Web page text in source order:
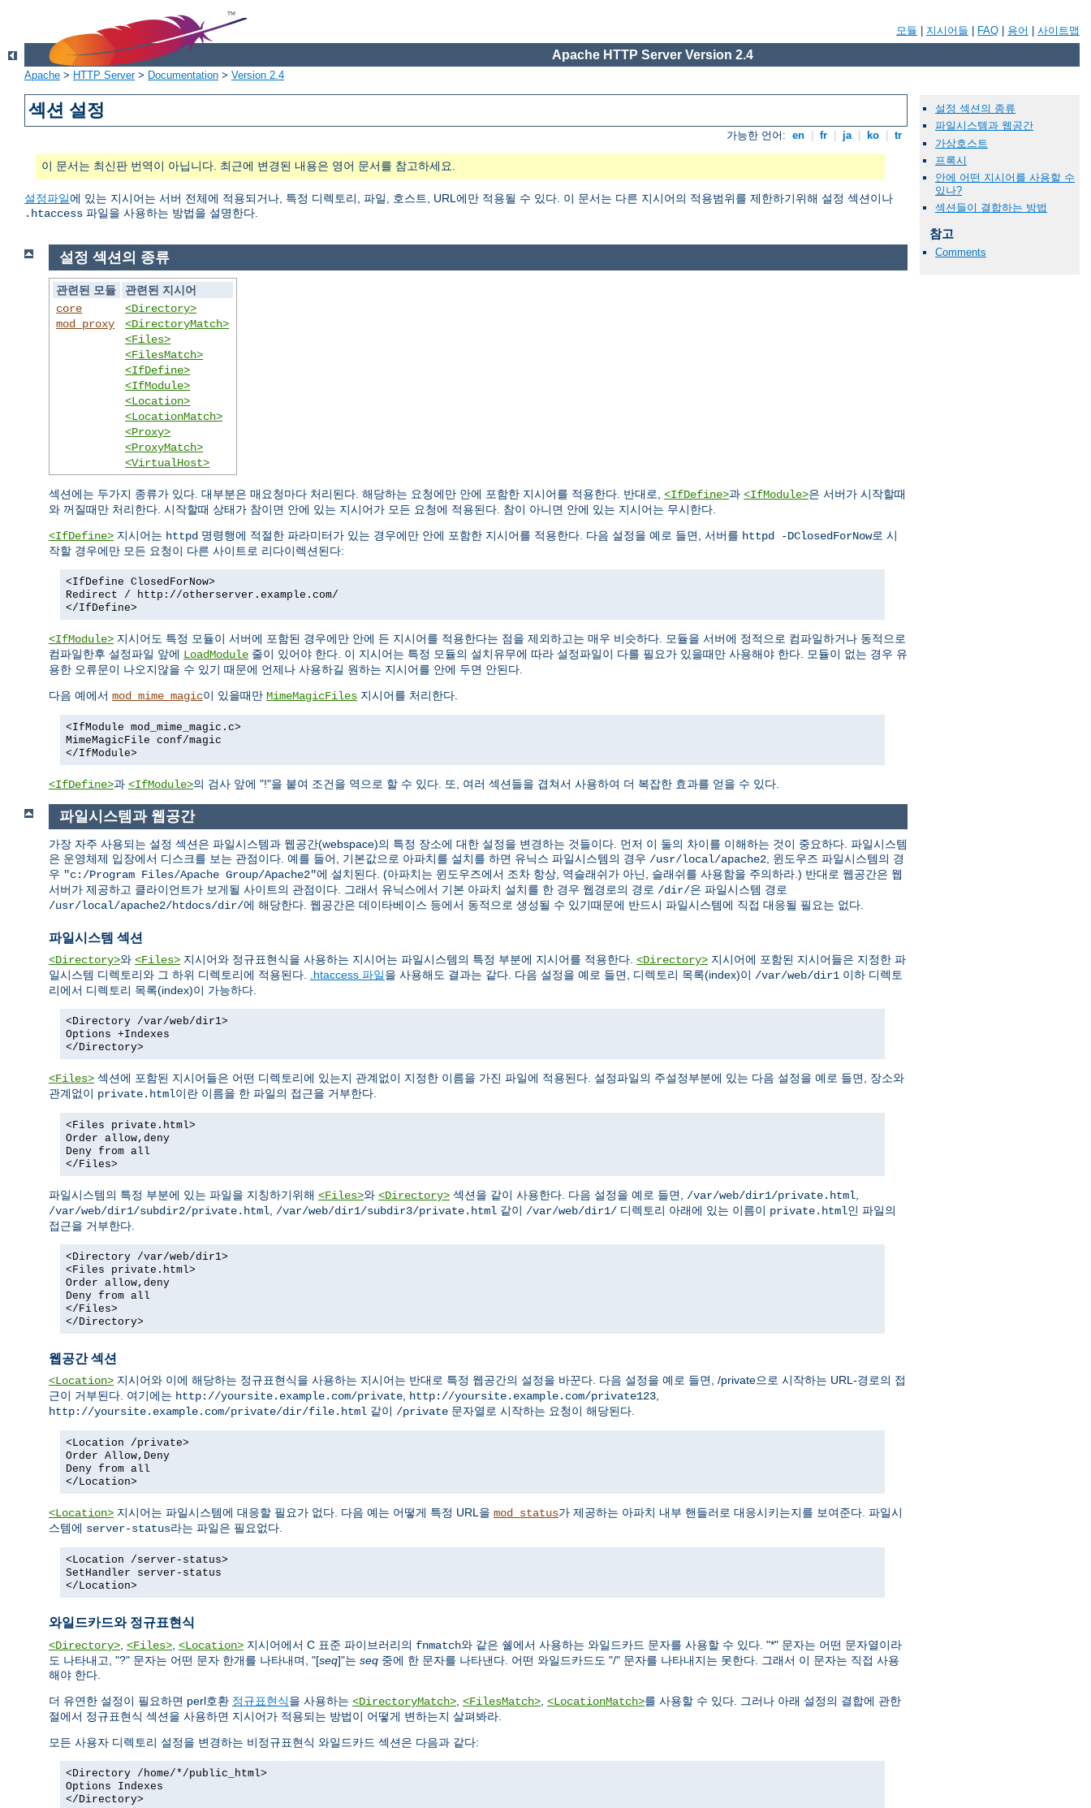
모듈 지시어들 FAQ 용어 사이트맵
Apache HTTP Server Version 2.4
Apache > HTTP Server> Documentation > Version 2.4
섹션 설정
가능한 언어: en fr ja ko tr
이 문서는 최신판 번역이 아닙니다. 최근에 변경된 내용은 영어 문서를 참고하세요.
설정파일에 있는 지시어는 서버 전체에 적용되거나, 특정 디렉토리, 파일, 호스트, URL에만 적용될 수 있다. 이 문서는 다른 지시어의 적용범위를 제한하기위해 설정 섹션이나
.htaccess 파일을 사용하는 방법을 설명한다.
설정 섹션의 종류
파일시스템과 웹공간
가상호스트
프록시
안에 어떤 지시어를 사용할 수
있나?
섹션들이 결합하는 방법
참고
Comments
설정 섹션의 종류
관련된 모듈
관련된 지시어
core
mod_proxy
<Directory>
<DirectoryMatch>
<Files>
<FilesMatch>
<IfDefine>
<IfModule>
<Location>
<LocationMatch>
<Proxy>
<ProxyMatch>
<VirtualHost>
섹션에는 두가지 종류가 있다. 대부분은 매요청마다 처리된다. 해당하는 요청에만 안에 포함한 지시어를 적용한다. 반대로, <IfDefine>과 <IfModule>은 서버가 시작할때
와 꺼질때만 처리한다. 시작할때 상태가 참이면 안에 있는 지시어가 모든 요청에 적용된다. 참이 아니면 안에 있는 지시어는 무시한다.
<IfDefine> 지시어는 httpd 명령행에 적절한 파라미터가 있는 경우에만 안에 포함한 지시어를 적용한다. 다음 설정을 예로 들면, 서버를 httpd -DClosedForNow로 시
작할 경우에만 모든 요청이 다른 사이트로 리다이렉션된다:
<IfDefine ClosedForNow>
Redirect / http://otherserver.example.com/
</IfDefine>
<IfModule> 지시어도 특정 모듈이 서버에 포함된 경우에만 안에 든 지시어를 적용한다는 점을 제외하고는 매우 비슷하다. 모듈을 서버에 정적으로 컴파일하거나 동적으로
컴파일한후 설정파일 앞에 LoadModule 줄이 있어야 한다. 이 지시어는 특정 모듈의 설치유무에 따라 설정파일이 다를 필요가 있을때만 사용해야 한다. 모듈이 없는 경우 유
용한 오류문이 나오지않을 수 있기 때문에 언제나 사용하길 원하는 지시어를 안에 두면 안된다.
다음 예에서 mod_mime_magic이 있을때만 MimeMagicFiles 지시어를 처리한다.
<IfModule mod_mime_magic.c>
MimeMagicFile conf/magic
</IfModule>
<IfDefine>과 <IfModule>의 검사 앞에 "!"을 붙여 조건을 역으로 할 수 있다. 또, 여러 섹션들을 겹쳐서 사용하여 더 복잡한 효과를 얻을 수 있다.
파일시스템과 웹공간
가장 자주 사용되는 설정 섹션은 파일시스템과 웹공간(webspace)의 특정 장소에 대한 설정을 변경하는 것들이다. 먼저 이 둘의 차이를 이해하는 것이 중요하다. 파일시스템
은 운영체제 입장에서 디스크를 보는 관점이다. 예를 들어, 기본값으로 아파치를 설치를 하면 유닉스 파일시스템의 경우 /usr/local/apache2 , 윈도우즈 파일시스템의 경
우 "c:/Program Files/Apache Group/Apache2"에 설치된다. (아파치는 윈도우즈에서 조차 항상, 역슬래쉬가 아닌, 슬래쉬를 사용함을 주의하라.) 반대로 웹공간은 웹
서버가 제공하고 클라이언트가 보게될 사이트의 관점이다. 그래서 유닉스에서 기본 아파치 설치를 한 경우 웹경로의 경로 /dir/은 파일시스템 경로
/usr/local/apache2/htdocs/dir/에 해당한다. 웹공간은 데이타베이스 등에서 동적으로 생성될 수 있기때문에 반드시 파일시스템에 직접 대응될 필요는 없다.
파일시스템 섹션
<Directory>와 <Files> 지시어와 정규표현식을 사용하는 지시어는 파일시스템의 특정 부분에 지시어를 적용한다. <Directory> 지시어에 포함된 지시어들은 지정한 파
일시스템 디렉토리와 그 하위 디렉토리에 적용된다. .htaccess 파일을 사용해도 결과는 같다. 다음 설정을 예로 들면, 디렉토리 목록(index)이 /var/web/dir1 이하 디렉토
리에서 디렉토리 목록(index)이 가능하다.
<Directory /var/web/dir1>
Options +Indexes
</Directory>
<Files> 섹션에 포함된 지시어들은 어떤 디렉토리에 있는지 관계없이 지정한 이름을 가진 파일에 적용된다. 설정파일의 주설정부분에 있는 다음 설정을 예로 들면, 장소와
관계없이 private.html이란 이름을 한 파일의 접근을 거부한다.
<Files private.html>
Order allow,deny
Deny from all
</Files>
파일시스템의 특정 부분에 있는 파일을 지칭하기위해 <Files>와 <Directory> 섹션을 같이 사용한다. 다음 설정을 예로 들면, /var/web/dir1/private.html,
/var/web/dir1/subdir2/private.html, /var/web/dir1/subdir3/private.html 같이 /var/web/dir1/ 디렉토리 아래에 있는 이름이 private.html인 파일의
접근을 거부한다.
<Directory /var/web/dir1>
<Files private.html>
Order allow,deny
Deny from all
</Files>
</Directory>
웹공간 섹션
<Location> 지시어와 이에 해당하는 정규표현식을 사용하는 지시어는 반대로 특정 웹공간의 설정을 바꾼다. 다음 설정을 예로 들면, /private으로 시작하는 URL-경로의 접
근이 거부된다. 여기에는 http://yoursite.example.com/private, http://yoursite.example.com/private123,
http://yoursite.example.com/private/dir/file.html 같이 /private 문자열로 시작하는 요청이 해당된다.
<Location /private>
Order Allow,Deny
Deny from all
</Location>
<Location> 지시어는 파일시스템에 대응할 필요가 없다. 다음 예는 어떻게 특정 URL을 mod_status가 제공하는 아파치 내부 핸들러로 대응시키는지를 보여준다. 파일시
스템에 server-status라는 파일은 필요없다.
<Location /server-status>
SetHandler server-status
</Location>
와일드카드와 정규표현식
<Directory> <Files> <Location> 지시어에서 C 표준 파이브러리의 fnmatch와 같은 쉘에서 사용하는 와일드카드 문자를 사용할 수 있다. "*" 문자는 어떤 문자열이라
도 나타내고, "?" 문자는 어떤 문자 한개를 나타내며, "[seq]"는 seq 중에 한 문자를 나타낸다. 어떤 와일드카드도 "/" 문자를 나타내지는 못한다. 그래서 이 문자는 직접 사용
해야 한다.
더 유연한 설정이 필요하면 perl호환 정규표현식을 사용하는 <DirectoryMatch> <FilesMatch> <LocationMatch>를 사용할 수 있다. 그러나 아래 설정의 결합에 관한
절에서 정규표현식 섹션을 사용하면 지시어가 적용되는 방법이 어떻게 변하는지 살펴봐라.
모든 사용자 디렉토리 설정을 변경하는 비정규표현식 와일드카드 섹션은 다음과 같다:
<Directory /home/*/public_html>
Options Indexes
</Directory>